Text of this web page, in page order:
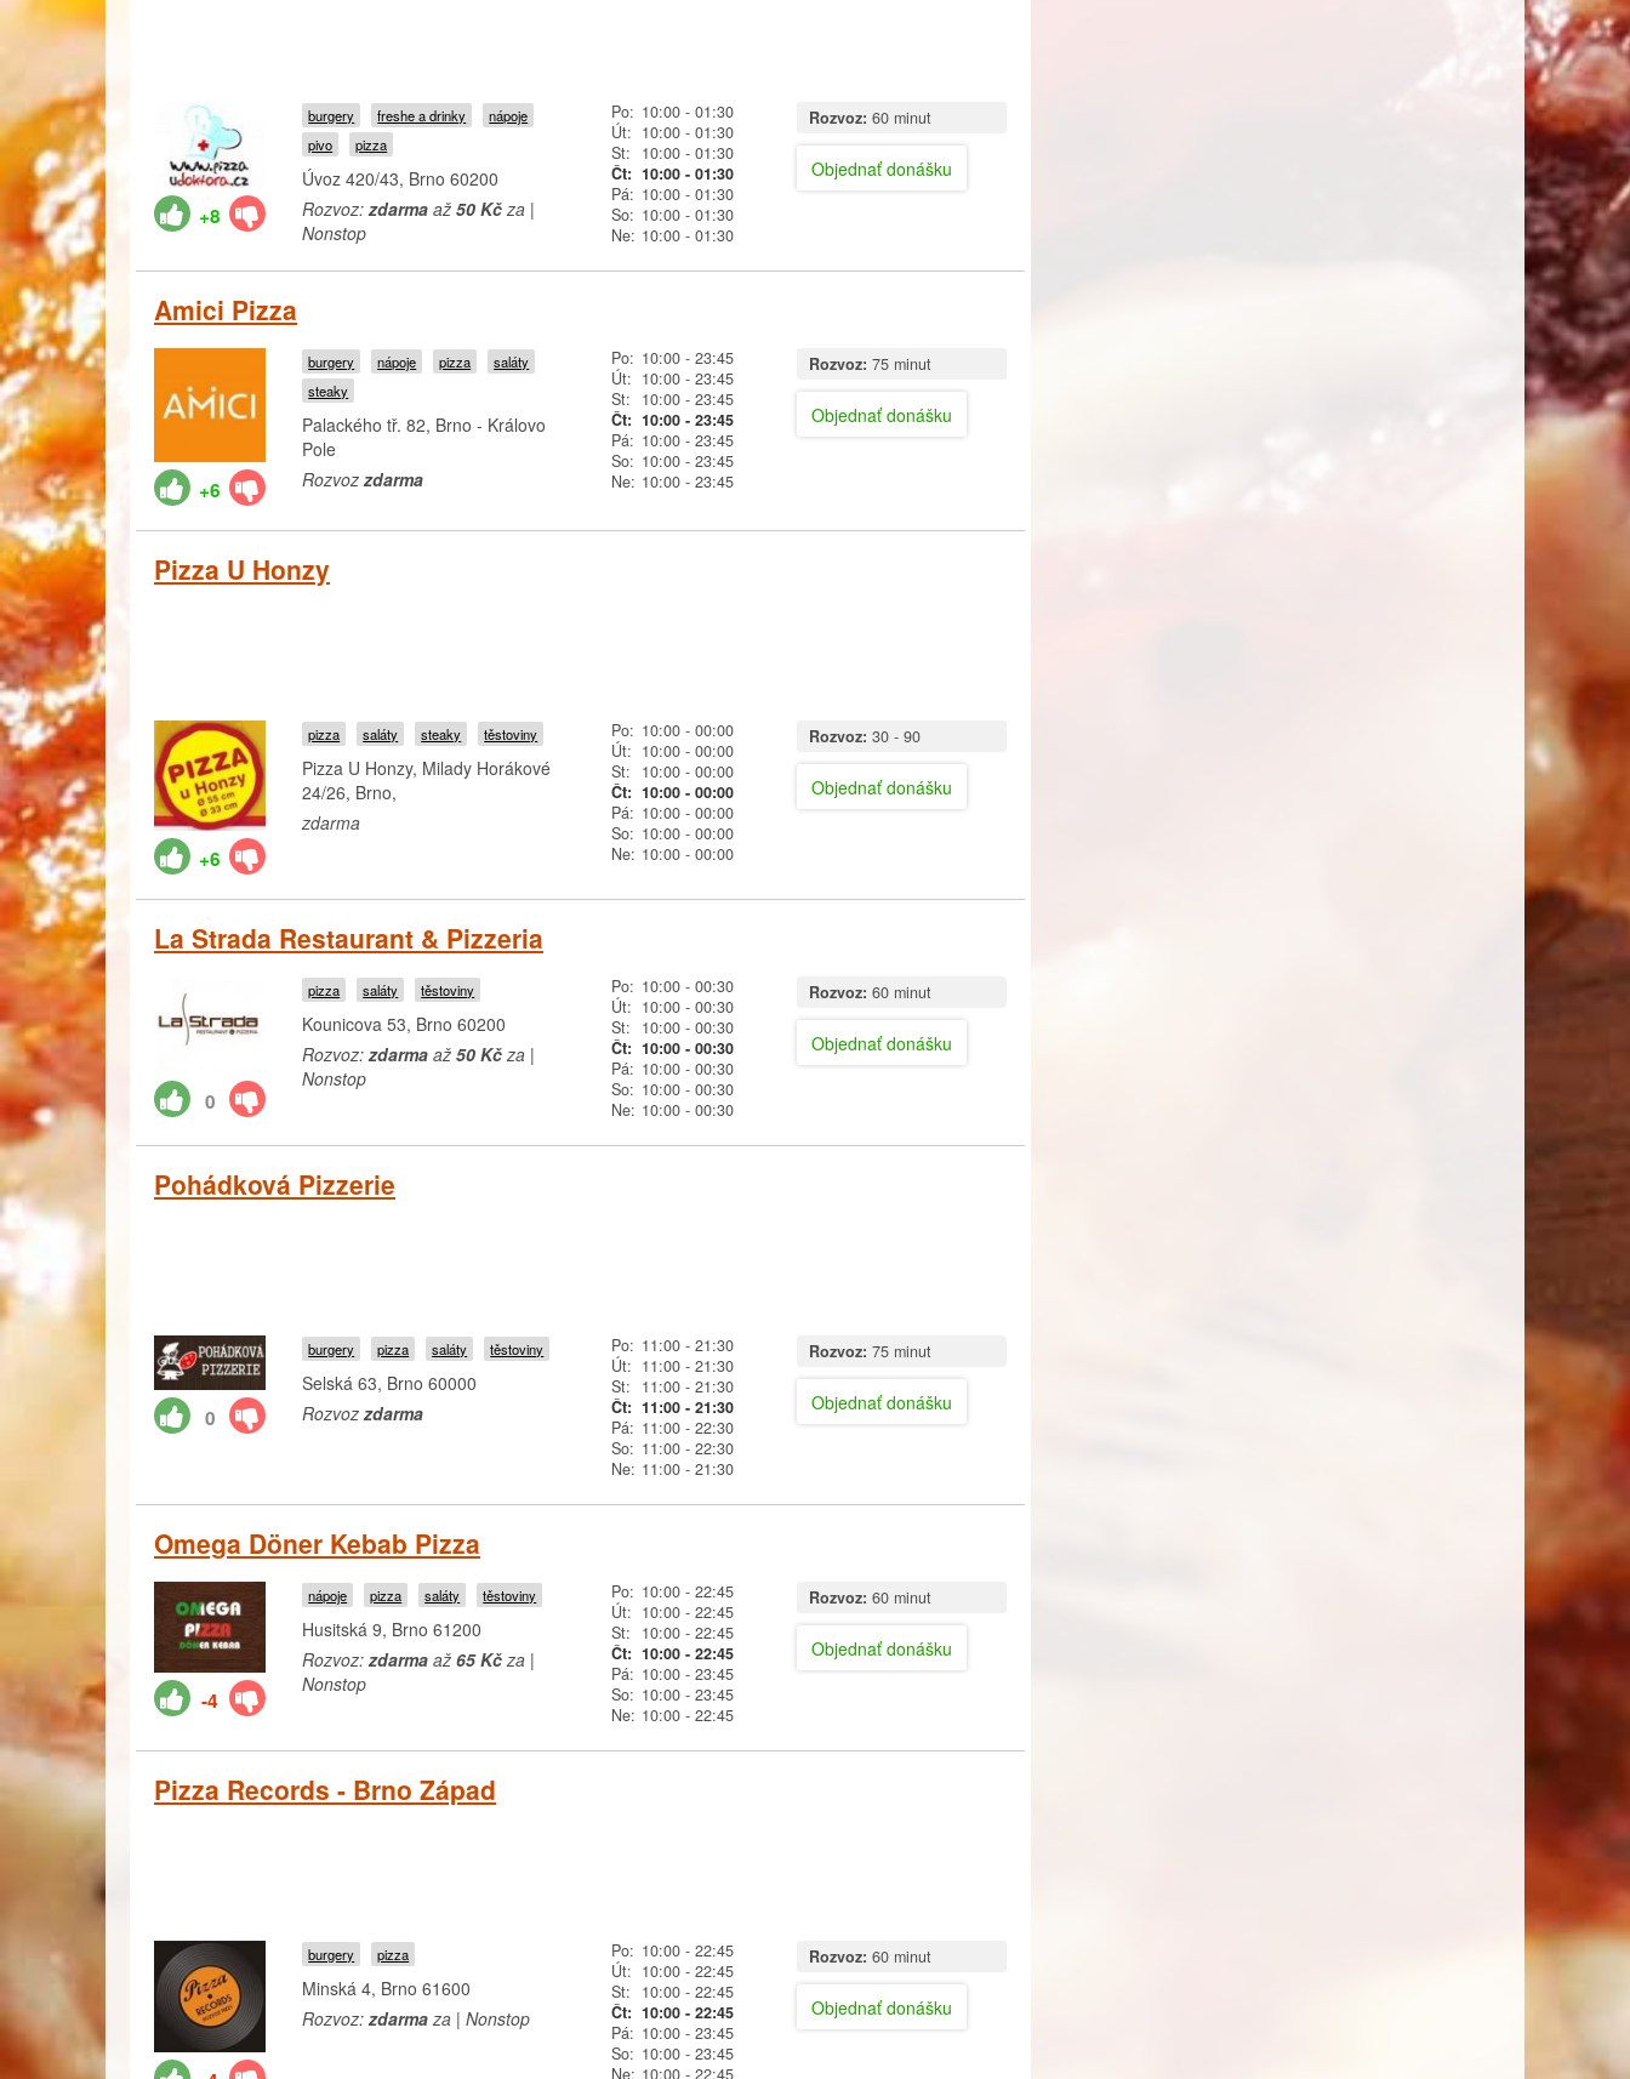
+8
burgery freshe a drinky
nápoje
pivo
pizza
Úvoz 420/43, Brno 60200
Rozvoz:zdarma až50 Kčza |
Nonstop
Po: 10:00- 01:30
Út: 10:00- 01:30
St:
10:00- 01:30
Čt: 10:00- 01:30
Pá: 10:00- 01:30
So: 10:00- 01:30
Ne: 10:00- 01:30
Rozvoz: 60 minut
Objednať donášku
Amici Pizza
+6
burgery nápoje pizza
saláty
steaky
Palackého tř. 82, Brno - Královo
Pole
Rozvoz zdarma
Po: 10:00- 23:45
Út: 10:00- 23:45
St:
10:00- 23:45
Čt: 10:00- 23:45
Pá: 10:00- 23:45
So: 10:00- 23:45
Ne: 10:00- 23:45
Rozvoz: 75 minut
Objednať donášku
Pizza U Honzy
+6
pizza saláty steaky těstoviny
Pizza U Honzy, Milady Horákové
24/26, Brno,
zdarma
Po: 10:00- 00:00
Út: 10:00- 00:00
St:
10:00- 00:00
Čt: 10:00- 00:00
Pá: 10:00- 00:00
So: 10:00- 00:00
Ne: 10:00- 00:00
Rozvoz: 30 - 90
Objednať donášku
La Strada Restaurant & Pizzeria
0
pizza saláty těstoviny
Kounicova 53, Brno 60200
Rozvoz:zdarma až50 Kč za |
Nonstop
Po: 10:00- 00:30
Út: 10:00- 00:30
St:
10:00- 00:30
Čt: 10:00- 00:30
Pá: 10:00- 00:30
So: 10:00- 00:30
Ne: 10:00- 00:30
Rozvoz: 60 minut
Objednať donášku
Pohádková Pizzerie
0
burgery pizza saláty těstoviny
Selská 63, Brno 60000
Rozvoz zdarma
Po: 11:00- 21:30
Út: 11:00- 21:30
St:
11:00- 21:30
Čt: 11:00- 21:30
Pá: 11:00- 22:30
So: 11:00- 22:30
Ne: 11:00- 21:30
Rozvoz: 75 minut
Objednať donášku
Omega Döner Kebab Pizza
-4
nápoje pizza saláty těstoviny
Husitská 9, Brno 61200
Rozvoz:zdarma až65 Kč za |
Nonstop
Po: 10:00- 22:45
Út: 10:00- 22:45
St:
10:00- 22:45
Čt: 10:00- 22:45
Pá: 10:00- 23:45
So: 10:00- 23:45
Ne: 10:00- 22:45
Rozvoz: 60 minut
Objednať donášku
Pizza Records - Brno Západ
burgery pizza
Minská 4, Brno 61600
Rozvoz:zdarma za | Nonstop
Po: 10:00- 22:45
Út: 10:00- 22:45
St:
10:00- 22:45
Čt: 10:00- 22:45
Pá: 10:00- 23:45
So: 10:00- 23:45
Ne: 10:00- 22:45
Rozvoz: 60 minut
Objednať donášku